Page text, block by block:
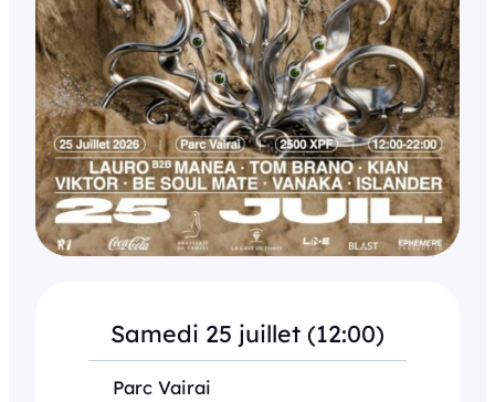
Samedi 25 juillet (12:00)
Parc Vairai